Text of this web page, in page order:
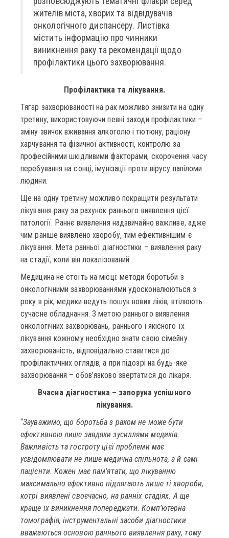
жителів міста, хворих та відвідувачів
онкологічного диспансеру. Листівка
містить інформацію про чинники
виникнення раку та рекомендації щодо
профілактики цього захворювання.
Профілактика та лікування.
Тягар захворюваності на рак можливо знизити на одну
третину, використовуючи певні заходи профілактики –
зміну звичок вживання алкоголю і тютюну, раціону
харчування та фізичної активності, контролю за
професійними шкідливими факторами, скорочення часу
перебування на сонці, імунізації проти вірусу папіломи
людини.
Ще на одну третину можливо покращити результати
лікування раку за рахунок раннього виявлення цієї
патології. Раннє виявлення надзвичайно важливе, адже
чим раніше виявлено хворобу, тим ефективнішим є
лікування. Мета ранньої діагностики – виявлення раку
на стадії, коли він локалізований.
Медицина не стоїть на місці: методи боротьби з
онкологічними захворюваннями удосконалюються з
року в рік, медики ведуть пошук нових ліків, втілюють
сучасне обладнання. З метою раннього виявлення
онкологічних захворювань, раннього і якісного їх
лікування кожному необхідно знати свою сімейну
захворюваність, відповідально ставитися до
профілактичних оглядів, а при підозрі на будь-яке
захворювання – обов’язково звертатися до лікаря.
Вчасна діагностика – запорука успішного
лікування.
“Зауважимо, що боротьба з раком не може бути
ефективною лише завдяки зусиллями медиків.
Важливість та гостроту цієї проблеми має
усвідомлювати не лише медична спільнота, а й самі
пацієнти. Кожен має пам’ятати, що лікуванню
максимально ефективно підлягають лише ті хвороби,
котрі виявлені своєчасно, на ранніх стадіях. А ще
краще їх виникнення попереджати. Комп’ютерна
томографія, інструментальні засоби діагностики
вважаються основою раннього виявлення раку, тому